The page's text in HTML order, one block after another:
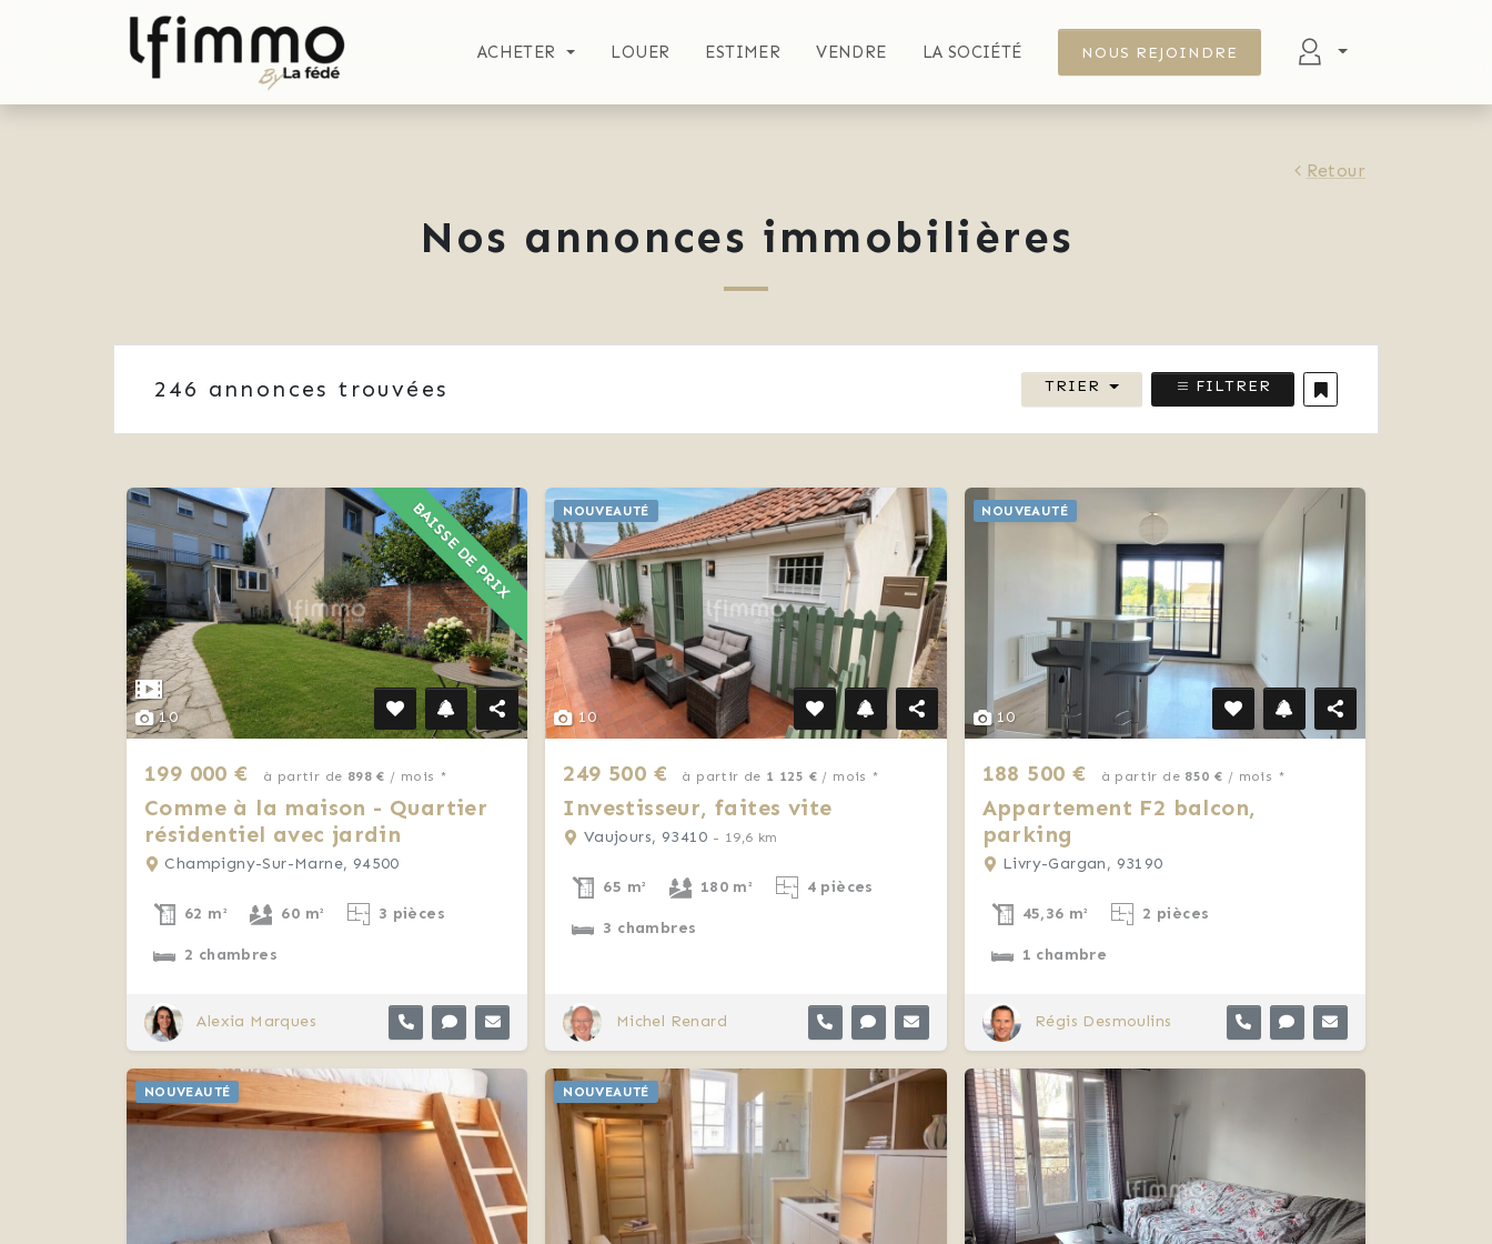
ACHETER LOUER ESTIMER VENDRE LA SOCIÉTÉ NOUS REJOINDRE
Retour
Nos annonces immobilières
246 annonces trouvées TRIER FILTRER
10
BAISSE DE PRIX
199 000 € à partir de 898 € / mois *
Comme à la maison - Quartier
résidentiel avec jardin
Champigny-Sur-Marne, 94500
62 m² 60 m² 3 pièces
2 chambres
Alexia Marques
10
NOUVEAUTÉ
249 500 € à partir de 1 125 €/ mois *
Investisseur, faites vite
Vaujours, 93410 - 19,6 km
65 m² 180 m² 4 pièces
3 chambres
Michel Renard
10
NOUVEAUTÉ
188 500 € à partir de 850 € / mois *
Appartement F2 balcon,
parking
Livry-Gargan, 93190
45,36 m² 2 pièces
1 chambre
Régis Desmoulins
NOUVEAUTÉ NOUVEAUTÉ